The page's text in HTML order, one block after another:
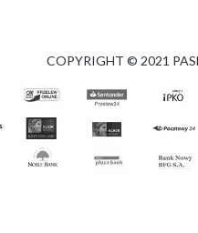
COPYRIGHT © 2021